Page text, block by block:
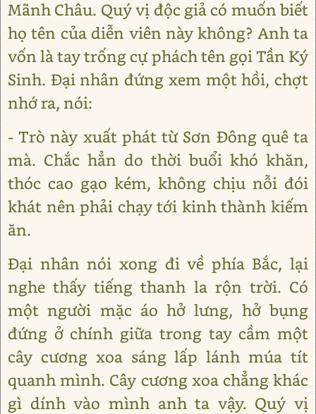
Mãnh Châu. Quý vị độc giả có muốn biết
họ tên của diễn viên này không? Anh ta
vốn là tay trống cự phách tên gọi Tần Ký
Sinh. Đại nhân đứng xem một hồi, chợt
nhớ ra, nói:
- Trò này xuất phát từ Sơn Đông quê ta
mà. Chắc hẳn do thời buổi khó khăn,
thóc cao gạo kém, không chịu nỗi đói
khát nên phải chạy tới kinh thành kiếm
ăn.
Đại nhân nói xong đi về phía Bắc, lại
nghe thấy tiếng thanh la rộn trời. Có
một người mặc áo hở lưng, hở bụng
đứng ở chính giữa trong tay cầm một
cây cương xoa sáng lấp lánh múa tít
quanh mình. Cây cương xoa chẳng khác
gì dính vào mình anh ta vậy. Quý vị